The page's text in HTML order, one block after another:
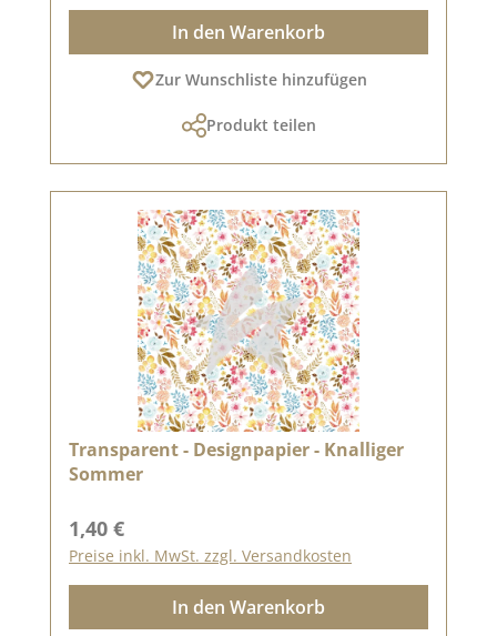
In den Warenkorb
Zur Wunschliste hinzufügen
Produkt teilen
Transparent - Designpapier - Knalliger
Sommer
Regulärer Preis:
1,40 €
Preise inkl. MwSt. zzgl. Versandkosten
In den Warenkorb